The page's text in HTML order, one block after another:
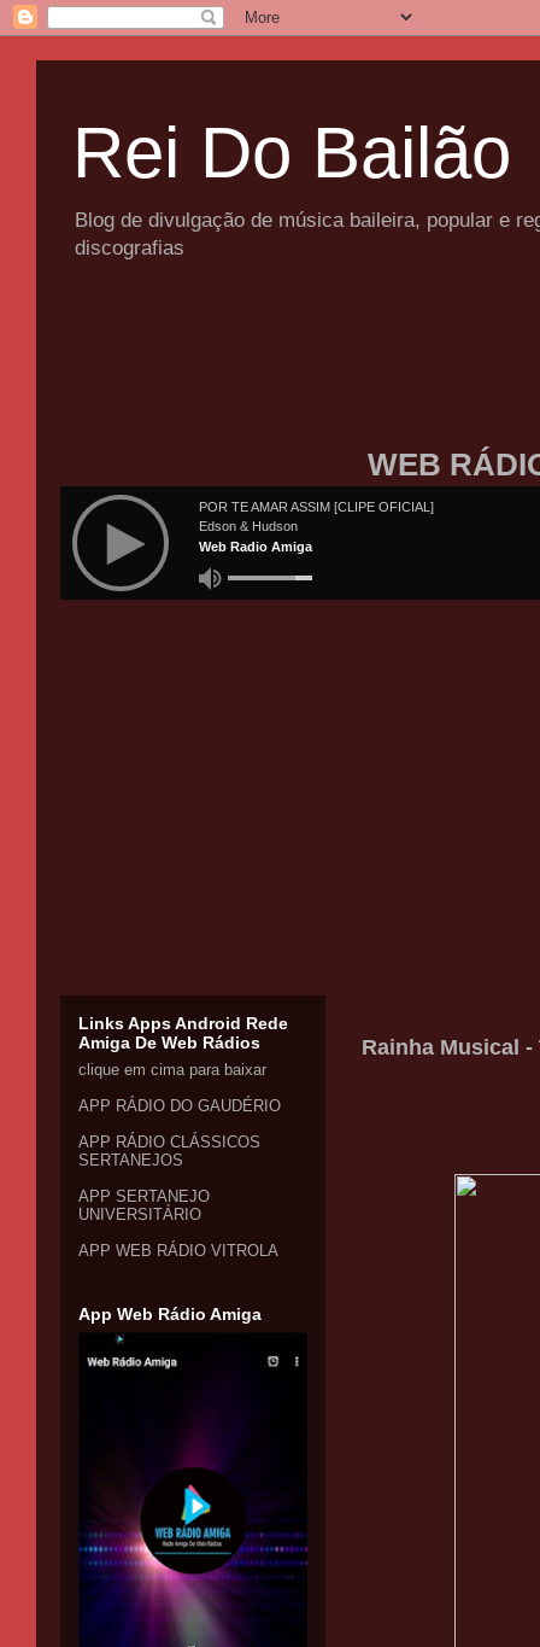
Rei Do Bailão
Blog de divulgação de música baileira, popular e
discografias
WEB
Rainha Musical -
Links Apps Android Rede
Amiga De Web Rádios
clique em cima para baixar
APP RÁDIO DO GAUDÉRIO
APP RÁDIO CLÁSSICOS
SERTANEJOS
APP SERTANEJO
UNIVERSITÁRIO
APP WEB RÁDIO VITROLA
App Web Rádio Amiga